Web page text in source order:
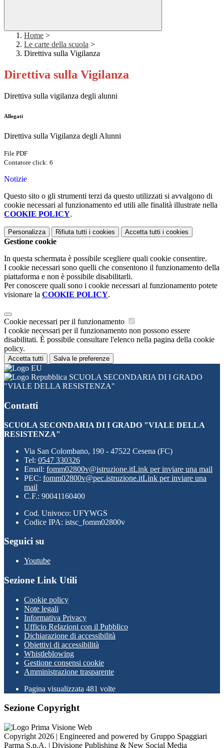
Home >
Le carte della scuola >
Direttiva sulla Vigilanza
Direttiva sulla Vigilanza
Direttiva sulla vigilanza degli alunni
Allegati
Direttiva sulla Vigilanza degli Alunni
File PDF
Contatore click: 6
Notizie
Questo sito o gli strumenti terzi da questo utilizzati si avvalgono di
cookie necessari al funzionamento ed utili alle finalità illustrate nella
COOKIE POLICY.
Personalizza Rifiuta tutti i cookies Accetta tutti i cookies
Gestione cookie
In questa schermata è possibile scegliere quali cookie consentire.
I cookie necessari sono quelli che consentono il funzionamento della
piattaforma e non è possibile disabilitarli.
Per conoscere quali sono i cookie necessari al funzionamento potete
visionare la COOKIE POLICY.
Cookie necessari per il funzionamento
I cookie necessari per il funzionamento non possono essere
disabilitati. È possibile consultare l'elenco nella pagina della cookie
policy.
Accetta tutti Salva le preferenze
SCUOLA SECONDARIA DI I GRADO
"VIALE DELLA RESISTENZA"
Contatti
SCUOLA SECONDARIA DI I GRADO "VIALE DELLA
RESISTENZA"
Via San Colombano, 190 - 47522 Cesena (FC)
Tel: 0547 330326
Email: fomm02800v@istruzione.itLink per inviare una mail
PEC: fomm02800v@pec.istruzione.itLink per inviare una
mail
C.F.: 90041160400
Cod. Univoco: UFYWGS
Codice IPA: istsc_fomm02800v
Seguici su
Youtube
Sezione Link Utili
Cookie policy
Note legali
Informativa Privacy
Ufficio Relazioni con il Pubblico
Dichiarazione di accessibilità
Obiettivi di accessibilità
Whistleblowing
Gestione consensi cookie
Amministrazione trasparente
Pagina visualizzata 481 volte
Sezione Copyright
Copyright 2026 | Engineered and powered by Gruppo Spaggiari
Parma S.p.A. | Divisione Publishing & New Social Media